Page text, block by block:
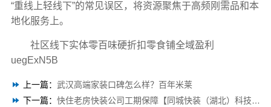
“重线上轻线下”的常见误区，将资源聚焦于高频刚需品和本
地化服务上。
社区线下实体零百味硬折扣零食铺全域盈利
uegExN5B
上一篇： 武汉高端家装口碑怎么样？百年米莱
下一篇： 快住老房快装公司工期保障【同城快装（湖北）科技有限公司】